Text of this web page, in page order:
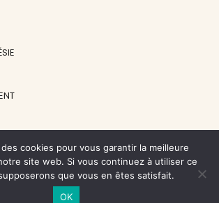
cookies pour vous garantir la meilleure
site web. Si vous continuez à utiliser ce
que vous en êtes satisfait.
OK